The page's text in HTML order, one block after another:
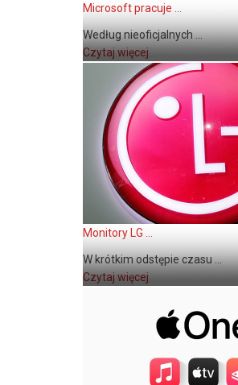
Microsoft pracuje ...
Według nieoficjalnych ...
Czytaj więcej
Monitory LG ...
W krótkim odstępie czasu ...
Czytaj więcej